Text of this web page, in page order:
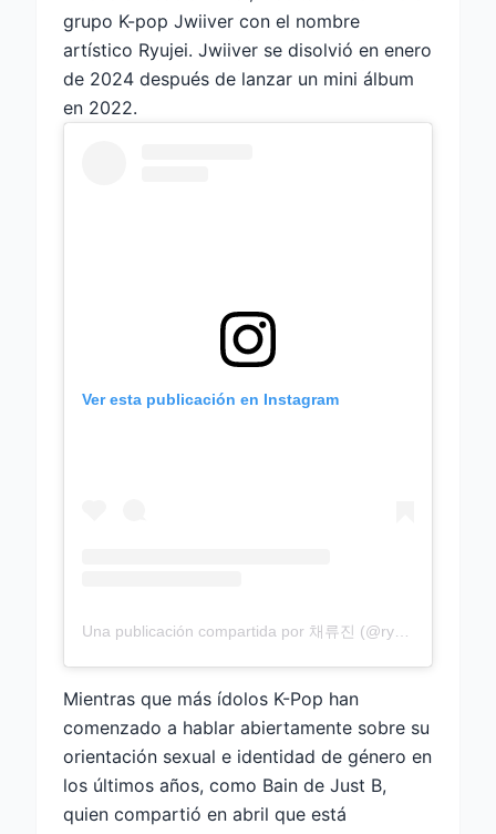
grupo K-pop Jwiiver con el nombre
artístico Ryujei. Jwiiver se disolvió en enero
de 2024 después de lanzar un mini álbum
en 2022.
Ver esta publicación en Instagram
Mientras que más ídolos K-Pop han
comenzado a hablar abiertamente sobre su
orientación sexual e identidad de género en
los últimos años, como Bain de Just B,
quien compartió en abril que está